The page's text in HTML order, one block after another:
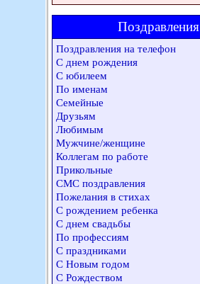
Поздравления
Поздравления на телефон
С днем рождения
С юбилеем
По именам
Семейные
Друзьям
Любимым
Мужчине/женщине
Коллегам по работе
Прикольные
СМС поздравления
Пожелания в стихах
С рождением ребенка
С днем свадьбы
По профессиям
С праздниками
С Новым годом
С Рождеством